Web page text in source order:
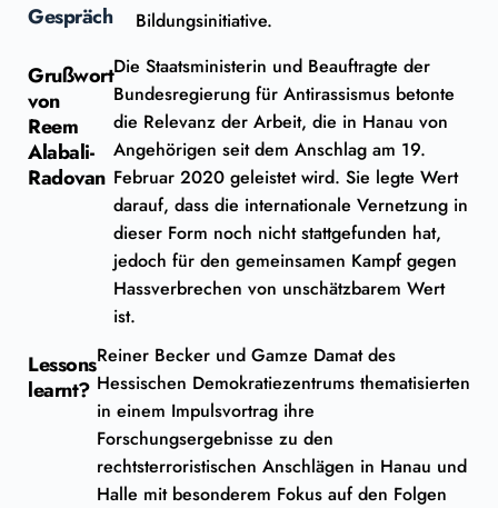
Gespräch
Bildungsinitiative.
Grußwort
von
Reem
Alabali-
Radovan
Die Staatsministerin und Beauftragte der
Bundesregierung für Antirassismus betonte
die Relevanz der Arbeit, die in Hanau von
Angehörigen seit dem Anschlag am 19.
Februar 2020 geleistet wird. Sie legte Wert
darauf, dass die internationale Vernetzung in
dieser Form noch nicht stattgefunden hat,
jedoch für den gemeinsamen Kampf gegen
Hassverbrechen von unschätzbarem Wert
ist.
Lessons
learnt?
Reiner Becker und Gamze Damat des
Hessischen Demokratiezentrums thematisierten
in einem Impulsvortrag ihre
Forschungsergebnisse zu den
rechtsterroristischen Anschlägen in Hanau und
Halle mit besonderem Fokus auf den Folgen